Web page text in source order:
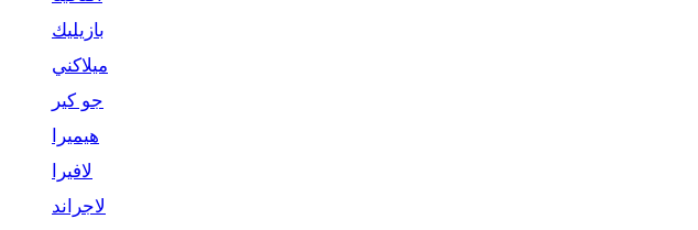
بازيليك
ميلاكني
جو كير
هيميرا
لافيرا
لاجراند